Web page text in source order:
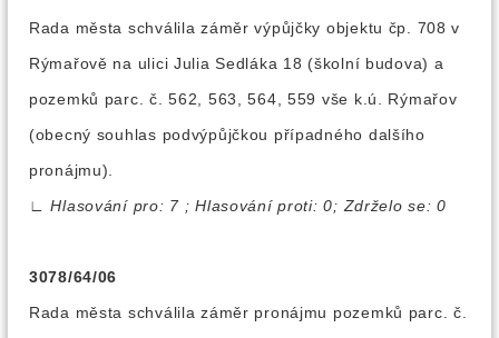
Rada města schválila záměr výpůjčky objektu čp. 708 v
Rýmařově na ulici Julia Sedláka 18 (školní budova) a
pozemků parc. č. 562, 563, 564, 559 vše k.ú. Rýmařov
(obecný souhlas podvýpůjčkou případného dalšího
pronájmu).
∟
Hlasování pro: 7 ; Hlasování proti: 0; Zdrželo se: 0
3078/64/06
Rada města schválila záměr pronájmu pozemků parc. č.